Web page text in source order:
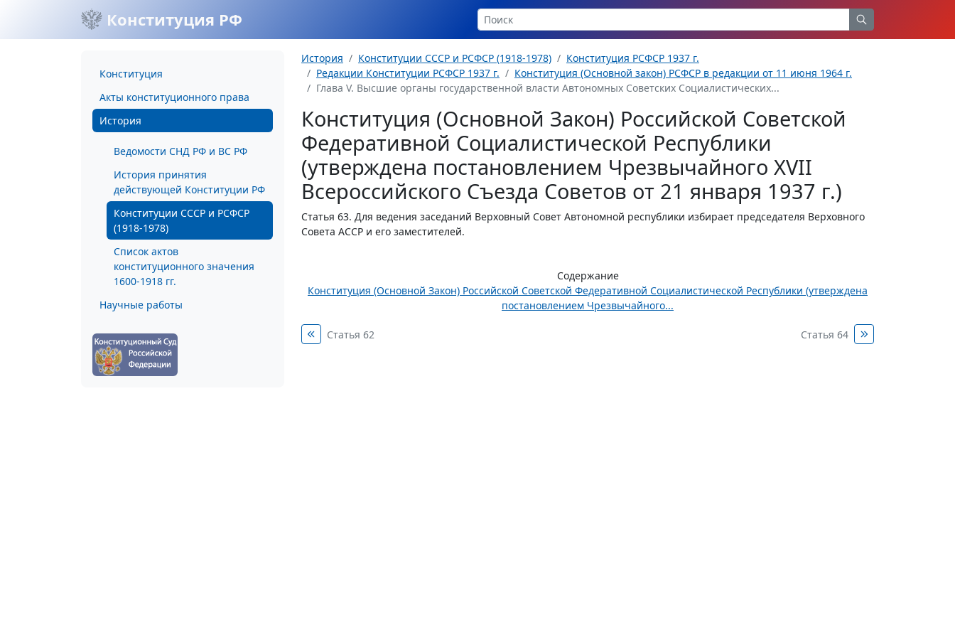
Конституция РФ
Конституция
Акты конституционного права
История
Ведомости СНД РФ и ВС РФ
История принятия
действующей Конституции РФ
Конституции СССР и РСФСР
(1918-1978)
Список актов
конституционного значения
1600-1918 гг.
Научные работы
История Конституции СССР и РСФСР (1918-1978)
Конституция РСФСР 1937 г.
Редакции Конституции РСФСР 1937 г.
Конституция (Основной закон) РСФСР в редакции от 11 июня 1964 г.
Глава V. Высшие органы государственной власти Автономных Советских Социалистических...
Конституция (Основной Закон) Российской Советской
Федеративной Социалистической Республики
(утверждена постановлением Чрезвычайного XVII
Всероссийского Съезда Советов от 21 января 1937 г.)
Статья 63. Для ведения заседаний Верховный Совет Автономной республики избирает председателя Верховного
Совета АССР и его заместителей.
Содержание
Конституция (Основной Закон) Российской Советской Федеративной Социалистической Республики (утверждена
постановлением Чрезвычайного...
Статья 62 Статья 64